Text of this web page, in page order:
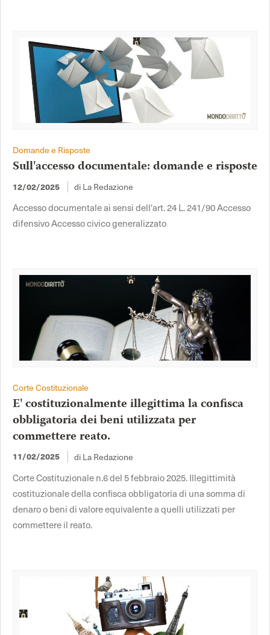
Domande e Risposte
Sull'accesso documentale: domande e risposte
12/02/2025 di La Redazione
Accesso documentale ai sensi dell'art. 24 L. 241/90 Accesso
difensivo Accesso civico generalizzato
Corte Costituzionale
E' costituzionalmente illegittima la confisca
obbligatoria dei beni utilizzata per
commettere reato.
11/02/2025 di La Redazione
Corte Costituzionale n.6 del 5 febbraio 2025. Illegittimità
costituzionale della confisca obbligatoria di una somma di
denaro o beni di valore equivalente a quelli utilizzati per
commettere il reato.